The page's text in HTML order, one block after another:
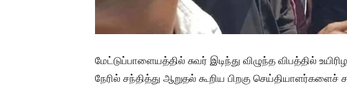
மேட்டுப்பாளையத்தில் சுவர் இடிந்து விழுந்த விபத்தில்
நேரில் சந்தித்து ஆறுதல் கூறிய பிறகு